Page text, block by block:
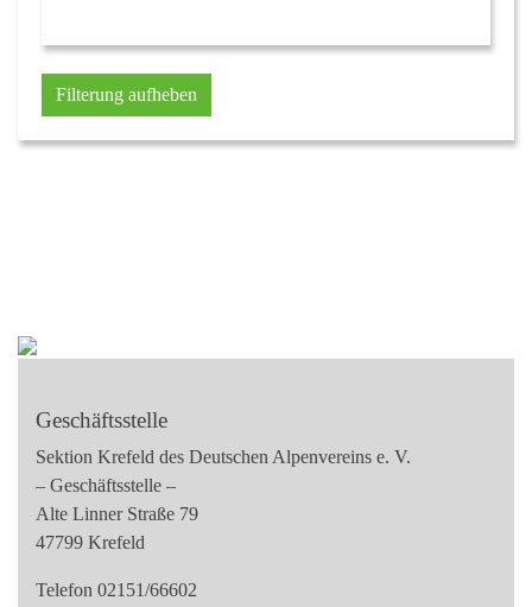
Filterung aufheben
Geschäftsstelle
Sektion Krefeld des Deutschen Alpenvereins e. V.
– Geschäftsstelle –
Alte Linner Straße 79
47799 Krefeld
Telefon 02151/66602